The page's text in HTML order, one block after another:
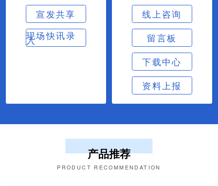
宣发共享
现场快讯录
入
线上咨询
留言板
下载中心
资料上报
产品推荐
PRODUCT RECOMMENDATION